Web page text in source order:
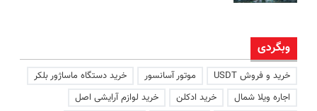
وبگردی
خرید و فروش USDT موتور آسانسور
خرید دستگاه ماساژور بلکر
اجاره ویلا شمال
خرید ادکلن
خرید لوازم آرایشی اصل